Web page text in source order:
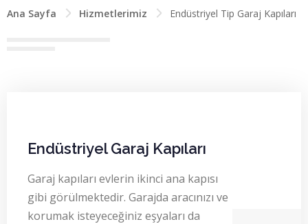
Ana Sayfa Hizmetlerimiz Endüstriyel Tip Garaj Kapıları
Endüstriyel Garaj Kapıları
Garaj kapıları evlerin ikinci ana kapısı
gibi görülmektedir. Garajda aracınızı ve
korumak isteyeceğiniz eşyaları da